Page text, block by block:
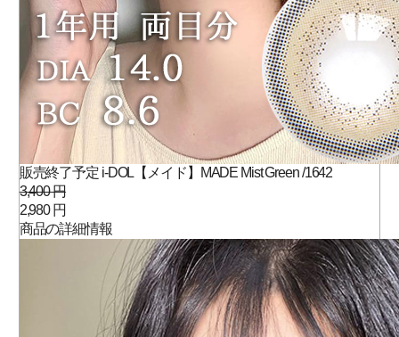
販売終了予定 i-DOL【メイド】MADE Mist Green /1642
3,400 円
2,980 円
商品の詳細情報